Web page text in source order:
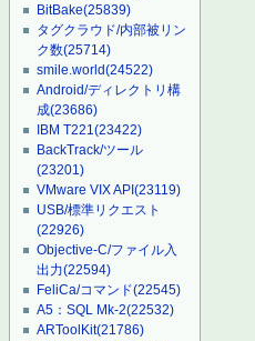
BitBake(25839)
タグクラウド/内部被リン
ク数(25714)
smile.world(24522)
Android/ディレクトリ構
成(23686)
IBM T221(23422)
BackTrack/ツール
(23201)
VMware VIX API(23119)
USB/標準リクエスト
(22926)
Objective-C/ファイル入
出力(22594)
FeliCa/コマンド(22545)
A5：SQL Mk-2(22532)
ARToolKit(21786)